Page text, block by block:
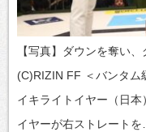
【写真】ダウンを奪い
(C)RIZIN FF ＜バンタム
イキライトイヤー（日
イヤーが右ストレートを…